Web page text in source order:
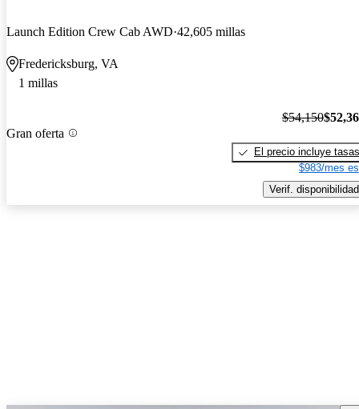
Launch Edition Crew Cab AWD 42,605 millas
Fredericksburg, VA
1 millas
Gran oferta
$54,150
El precio incluye tasas
$983/mes
Verif. disponibilidad